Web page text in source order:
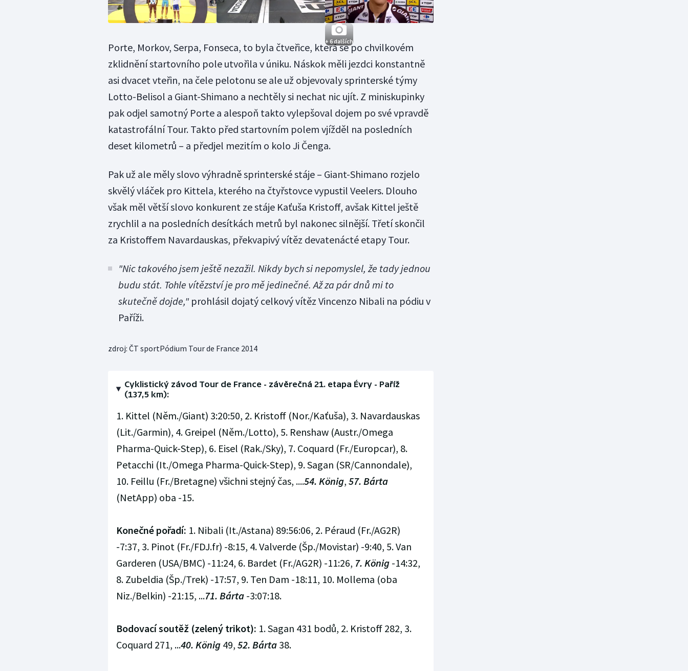
+ 6 dalších
Porte, Morkov, Serpa, Fonseca, to byla čtveřice, která se po chvilkovém
zklidnění startovního pole utvořila v úniku. Náskok měli jezdci konstantně
asi dvacet vteřin, na čele pelotonu se ale už objevovaly sprinterské týmy
Lotto-Belisol a Giant-Shimano a nechtěly si nechat nic ujít. Z miniskupinky
pak odjel samotný Porte a alespoň takto vylepšoval dojem po své vpravdě
katastrofální Tour. Takto před startovním polem vjížděl na posledních
deset kilometrů – a předjel mezitím o kolo Ji Čenga.
Pak už ale měly slovo výhradně sprinterské stáje – Giant-Shimano rozjelo
skvělý vláček pro Kittela, kterého na čtyřstovce vypustil Veelers. Dlouho
však měl větší slovo konkurent ze stáje Kaťuša Kristoff, avšak Kittel ještě
zrychlil a na posledních desítkách metrů byl nakonec silnější. Třetí skončil
za Kristoffem Navardauskas, překvapivý vítěz devatenácté etapy Tour.
"Nic takového jsem ještě nezažil. Nikdy bych si nepomyslel, že tady jednou
budu stát. Tohle vítězství je pro mě jedinečné. Až za pár dnů mi to
skutečně dojde,"prohlásil dojatý celkový vítěz Vincenzo Nibali na pódiu v
Paříži.
zdroj: ČT sportPódium Tour de France 2014
Cyklistický závod Tour de France - závěrečná 21. etapa Évry - Paříž
(137,5 km):
1. Kittel (Něm./Giant) 3:20:50, 2. Kristoff (Nor./Kaťuša), 3. Navardauskas
(Lit./Garmin), 4. Greipel (Něm./Lotto), 5. Renshaw (Austr./Omega
Pharma-Quick-Step), 6. Eisel (Rak./Sky), 7. Coquard (Fr./Europcar), 8.
Petacchi (It./Omega Pharma-Quick-Step), 9. Sagan (SR/Cannondale),
10. Feillu (Fr./Bretagne) všichni stejný čas, ....54. König, 57. Bárta
(NetApp) oba -15.
Konečné pořadí: 1. Nibali (It./Astana) 89:56:06, 2. Péraud (Fr./AG2R)
-7:37, 3. Pinot (Fr./FDJ.fr) -8:15, 4. Valverde (Šp./Movistar) -9:40, 5. Van
Garderen (USA/BMC) -11:24, 6. Bardet (Fr./AG2R) -11:26, 7. König-14:32,
8. Zubeldia (Šp./Trek) -17:57, 9. Ten Dam -18:11, 10. Mollema (oba
Niz./Belkin) -21:15, ...71. Bárta-3:07:18.
Bodovací soutěž (zelený trikot): 1. Sagan 431 bodů, 2. Kristoff 282, 3.
Coquard 271, ...40. König49, 52. Bárta38.